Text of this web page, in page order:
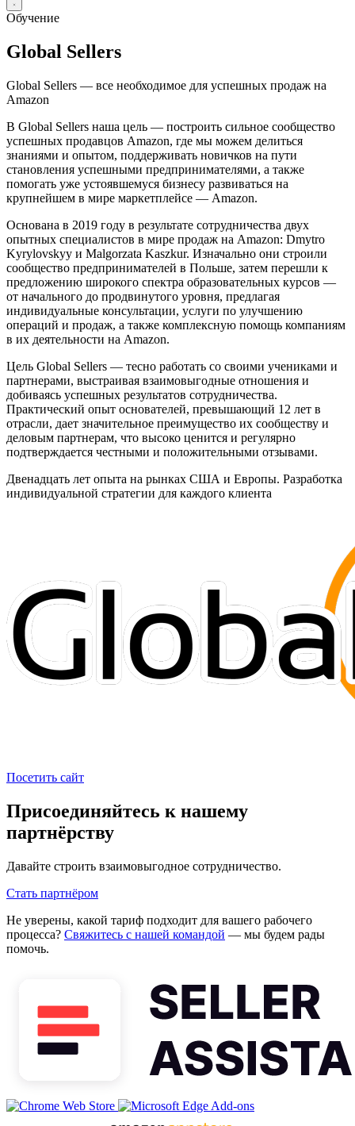
Обучение
Global Sellers
Global Sellers — все необходимое для успешных продаж на
Amazon
В Global Sellers наша цель — построить сильное сообщество
успешных продавцов Amazon, где мы можем делиться
знаниями и опытом, поддерживать новичков на пути
становления успешными предпринимателями, а также
помогать уже устоявшемуся бизнесу развиваться на
крупнейшем в мире маркетплейсе — Amazon.
Основана в 2019 году в результате сотрудничества двух
опытных специалистов в мире продаж на Amazon: Dmytro
Kyrylovskyy и Malgorzata Kaszkur. Изначально они строили
сообщество предпринимателей в Польше, затем перешли к
предложению широкого спектра образовательных курсов —
от начального до продвинутого уровня, предлагая
индивидуальные консультации, услуги по улучшению
операций и продаж, а также комплексную помощь компаниям
в их деятельности на Amazon.
Цель Global Sellers — тесно работать со своими учениками и
партнерами, выстраивая взаимовыгодные отношения и
добиваясь успешных результатов сотрудничества.
Практический опыт основателей, превышающий 12 лет в
отрасли, дает значительное преимущество их сообществу и
деловым партнерам, что высоко ценится и регулярно
подтверждается честными и положительными отзывами.
Двенадцать лет опыта на рынках США и Европы. Разработка
индивидуальной стратегии для каждого клиента
Посетить сайт
Присоединяйтесь к нашему
партнёрству
Давайте строить взаимовыгодное сотрудничество.
Стать партнёром
Не уверены, какой тариф подходит для вашего рабочего
процесса? Свяжитесь с нашей командой — мы будем рады
помочь.